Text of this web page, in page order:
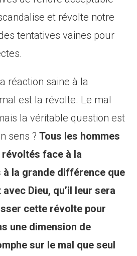
et révolte notre
tentatives vaines pour
réaction saine à la
est la révolte. Le mal
la véritable question est
sens ?Tous les hommes
face à la
la grande différence que
Dieu, qu’il leur sera
cette révolte pour
une dimension de
sur le mal que seul